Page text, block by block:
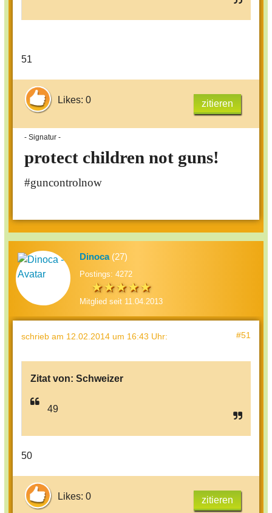
51
Likes: 0 zitieren
- Signatur -
protect children not guns!
#guncontrolnow
Dinoca(27)
Postings: 4272
Mitglied seit 11.04.2013
schrieb am 12.02.2014 um 16:43 Uhr: #51
Zitat von: Schweizer
49
50
Likes: 0 zitieren